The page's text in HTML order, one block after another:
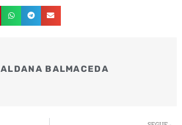
ALDANA BALMACEDA